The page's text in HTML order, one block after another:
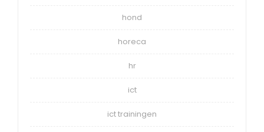
hond
horeca
hr
ict
ict trainingen